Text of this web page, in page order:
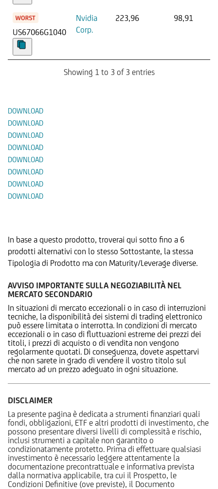
US67066G1040
Nvidia
Corp.
223,96 98,91
Showing 1 to 3 of 3 entries
DOWNLOAD
DOWNLOAD
DOWNLOAD
DOWNLOAD
DOWNLOAD
DOWNLOAD
DOWNLOAD
DOWNLOAD
In base a questo prodotto, troverai qui sotto fino a 6
prodotti alternativi con lo stesso Sottostante, la stessa
Tipologia di Prodotto ma con Maturity/Leverage diverse.
AVVISO IMPORTANTE SULLA NEGOZIABILITÀ NEL
MERCATO SECONDARIO
In situazioni di mercato eccezionali o in caso di interruzioni
tecniche, la disponibilità dei sistemi di trading elettronico
può essere limitata o interrotta. In condizioni di mercato
eccezionali o in caso di fluttuazioni estreme dei prezzi dei
titoli, i prezzi di acquisto o di vendita non vengono
regolarmente quotati. Di conseguenza, dovete aspettarvi
che non sarete in grado di vendere il vostro titolo sul
mercato ad un prezzo adeguato in ogni situazione.
DISCLAIMER
La presente pagina è dedicata a strumenti finanziari quali
fondi, obbligazioni, ETF e altri prodotti di investimento, che
possono presentare diversi livelli di complessità e rischio,
inclusi strumenti a capitale non garantito o
condizionatamente protetto. Prima di effettuare qualsiasi
investimento è necessario leggere attentamente la
documentazione precontrattuale e informativa prevista
dalla normativa applicabile, tra cui il Prospetto, le
Condizioni Definitive (ove previste), il Documento